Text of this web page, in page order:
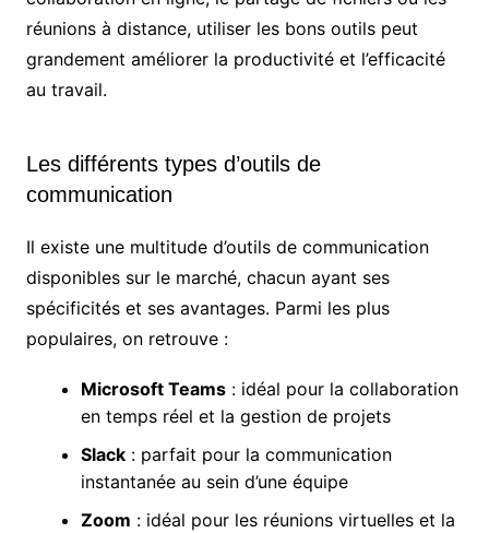
réunions à distance, utiliser les bons outils peut
grandement améliorer la productivité et l’efficacité
au travail.
Les différents types d’outils de
communication
Il existe une multitude d’outils de communication
disponibles sur le marché, chacun ayant ses
spécificités et ses avantages. Parmi les plus
populaires, on retrouve :
Microsoft Teams: idéal pour la collaboration
en temps réel et la gestion de projets
Slack: parfait pour la communication
instantanée au sein d’une équipe
Zoom : idéal pour les réunions virtuelles et la